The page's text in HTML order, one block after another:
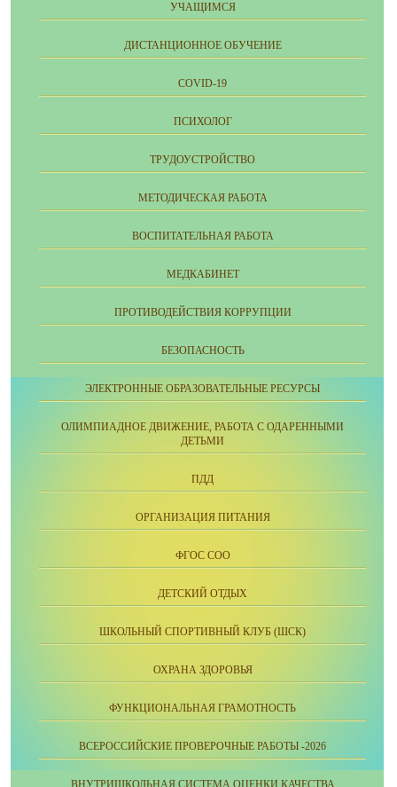
УЧАЩИМСЯ
ДИСТАНЦИОННОЕ ОБУЧЕНИЕ
COVID-19
ПСИХОЛОГ
ТРУДОУСТРОЙСТВО
МЕТОДИЧЕСКАЯ РАБОТА
ВОСПИТАТЕЛЬНАЯ РАБОТА
МЕДКАБИНЕТ
ПРОТИВОДЕЙСТВИЯ КОРРУПЦИИ
БЕЗОПАСНОСТЬ
ЭЛЕКТРОННЫЕ ОБРАЗОВАТЕЛЬНЫЕ РЕСУРСЫ
ОЛИМПИАДНОЕ ДВИЖЕНИЕ, РАБОТА С ОДАРЕННЫМИ
ДЕТЬМИ
ПДД
ОРГАНИЗАЦИЯ ПИТАНИЯ
ФГОС СОО
ДЕТСКИЙ ОТДЫХ
ШКОЛЬНЫЙ СПОРТИВНЫЙ КЛУБ (ШСК)
ОХРАНА ЗДОРОВЬЯ
ФУНКЦИОНАЛЬНАЯ ГРАМОТНОСТЬ
ВСЕРОССИЙСКИЕ ПРОВЕРОЧНЫЕ РАБОТЫ -2026
ВНУТРИШКОЛЬНАЯ СИСТЕМА ОЦЕНКИ КАЧЕСТВА